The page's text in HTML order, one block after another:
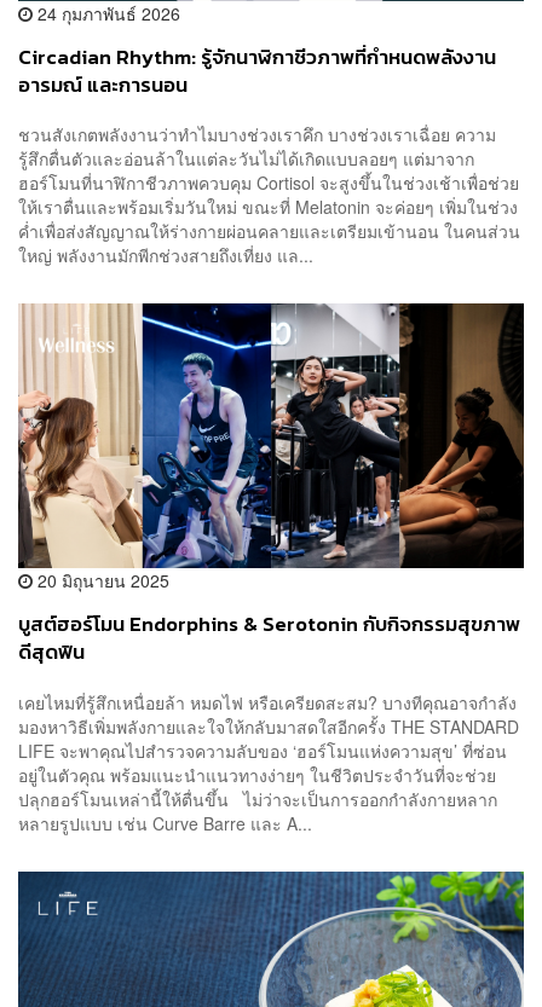
24 กุมภาพันธ์ 2026
Circadian Rhythm: รู้จักนาฬิกาชีวภาพที่กำหนดพลังงาน
อารมณ์ และการนอน
ชวนสังเกตพลังงานว่าทำไมบางช่วงเราคึก บางช่วงเราเฉื่อย ความ
รู้สึกตื่นตัวและอ่อนล้าในแต่ละวันไม่ได้เกิดแบบลอยๆ แต่มาจาก
ฮอร์โมนที่นาฬิกาชีวภาพควบคุม Cortisol จะสูงขึ้นในช่วงเช้าเพื่อช่วย
ให้เราตื่นและพร้อมเริ่มวันใหม่ ขณะที่ Melatonin จะค่อยๆ เพิ่มในช่วง
ค่ำเพื่อส่งสัญญาณให้ร่างกายผ่อนคลายและเตรียมเข้านอน ในคนส่วน
ใหญ่ พลังงานมักพีกช่วงสายถึงเที่ยง แล...
20 มิถุนายน 2025
บูสต์ฮอร์โมน Endorphins & Serotonin กับกิจกรรมสุขภาพ
ดีสุดฟิน
เคยไหมที่รู้สึกเหนื่อยล้า หมดไฟ หรือเครียดสะสม? บางทีคุณอาจกำลัง
มองหาวิธีเพิ่มพลังกายและใจให้กลับมาสดใสอีกครั้ง THE STANDARD
LIFE จะพาคุณไปสำรวจความลับของ ‘ฮอร์โมนแห่งความสุข’ ที่ซ่อน
อยู่ในตัวคุณ พร้อมแนะนำแนวทางง่ายๆ ในชีวิตประจำวันที่จะช่วย
ปลุกฮอร์โมนเหล่านี้ให้ตื่นขึ้น ไม่ว่าจะเป็นการออกกำลังกายหลาก
หลายรูปแบบ เช่น Curve Barre และ A...